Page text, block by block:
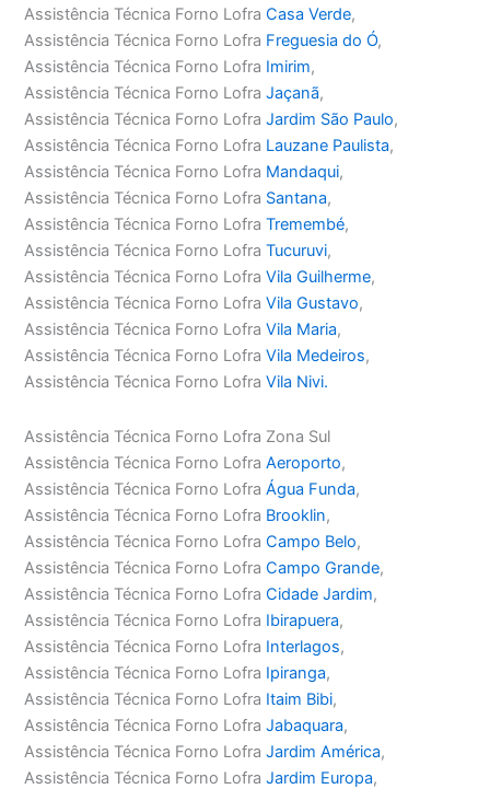
Assistência Técnica Forno LofraCasa Verde,
Assistência Técnica Forno Lofra Freguesia do Ó,
Assistência Técnica Forno Lofra Imirim,
Assistência Técnica Forno LofraJaçanã,
Assistência Técnica Forno LofraJardim São Paulo,
Assistência Técnica Forno Lofra Lauzane Paulista,
Assistência Técnica Forno Lofra Mandaqui,
Assistência Técnica Forno Lofra Santana,
Assistência Técnica Forno LofraTremembé,
Assistência Técnica Forno LofraTucuruvi,
Assistência Técnica Forno LofraVila Guilherme,
Assistência Técnica Forno LofraVila Gustavo,
Assistência Técnica Forno LofraVila Maria,
Assistência Técnica Forno LofraVila Medeiros,
Assistência Técnica Forno LofraVila Nivi.
Assistência Técnica Forno Lofra Zona Sul
Assistência Técnica Forno LofraAeroporto,
Assistência Técnica Forno LofraÁgua Funda,
Assistência Técnica Forno Lofra Brooklin,
Assistência Técnica Forno LofraCampo Belo,
Assistência Técnica Forno LofraCampo Grande,
Assistência Técnica Forno LofraCidade Jardim,
Assistência Técnica Forno Lofra Ibirapuera,
Assistência Técnica Forno Lofra Interlagos,
Assistência Técnica Forno Lofra Ipiranga,
Assistência Técnica Forno Lofra Itaim Bibi,
Assistência Técnica Forno LofraJabaquara,
Assistência Técnica Forno LofraJardim América,
Assistência Técnica Forno LofraJardim Europa,